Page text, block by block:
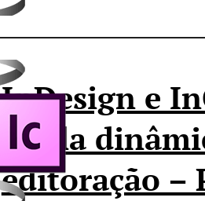
InDesign e
dupla
editoração –